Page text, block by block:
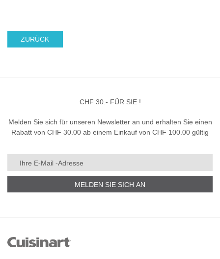
ZURÜCK
CHF 30.- FÜR SIE !
Melden Sie sich für unseren Newsletter an und erhalten Sie einen
Rabatt von CHF 30.00 ab einem Einkauf von CHF 100.00 gültig
MELDEN SIE SICH AN